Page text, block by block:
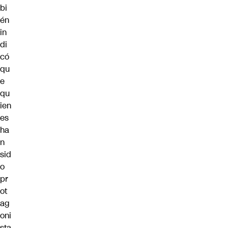
bi
én
in
di
có
qu
e
qu
ien
es
ha
n
sid
o
pr
ot
ag
oni